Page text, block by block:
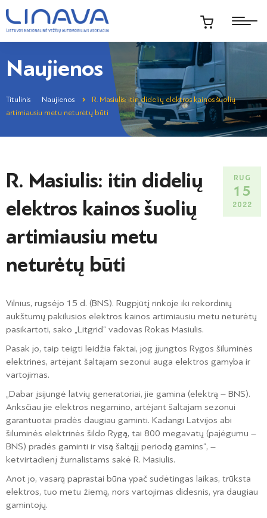
Naujienos
Titulinis Naujienos
R. Masiulis: itin didelių elektros kainos šuolių
artimiausiu metu neturėtų būti
R. Masiulis: itin didelių
elektros kainos šuolių
artimiausiu metu
neturėtų būti
RUG
15
2022
Vilnius, rugsėjo 15 d. (BNS). Rugpjūtį rinkoje iki rekordinių
aukštumų pakilusios elektros kainos artimiausiu metu neturėtų
pasikartoti, sako „Litgrid“ vadovas Rokas Masiulis.
Pasak jo, taip teigti leidžia faktai, jog įjungtos Rygos šiluminės
elektrinės, artėjant šaltajam sezonui auga elektros gamyba ir
vartojimas.
„Dabar įsijungė latvių generatoriai, jie gamina (elektrą – BNS).
Anksčiau jie elektros negamino, artėjant šaltajam sezonui
garantuotai pradės daugiau gaminti. Kadangi Latvijos abi
šiluminės elektrinės šildo Rygą, tai 800 megavatų (pajėgumu –
BNS) pradės gaminti ir visą šaltąjį periodą gamins“, –
ketvirtadienį žurnalistams sakė R. Masiulis.
Anot jo, vasarą paprastai būna ypač sudėtingas laikas, trūksta
elektros, tuo metu žiemą, nors vartojimas didesnis, yra daugiau
gamintojų.